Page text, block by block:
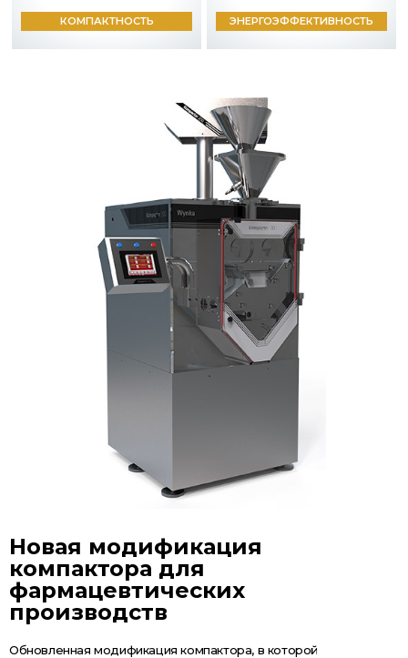
КОМПАКТНОСТЬ ЭНЕРГОЭФФЕКТИВНОСТЬ
Новая модификация
компактора для
фармацевтических
производств
Обновленная модификация компактора, в которой